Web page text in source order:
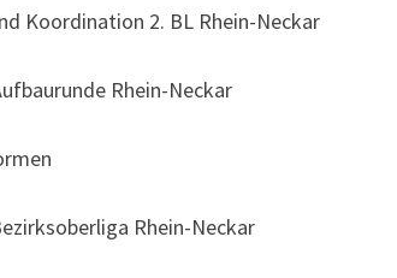
Koordination 2. BL Rhein-Neckar
Rhein-Neckar
Rhein-Neckar